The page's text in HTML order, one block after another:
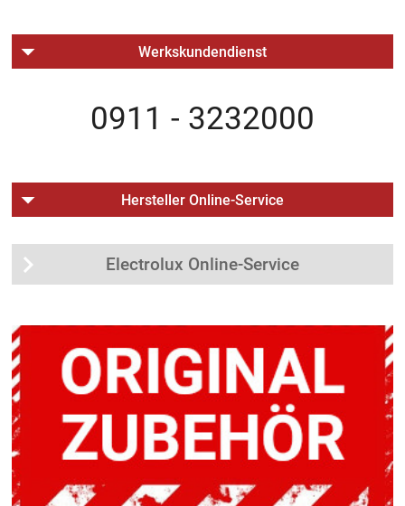
Werkskundendienst
0911 - 3232000
Hersteller Online-Service
Electrolux Online-Service